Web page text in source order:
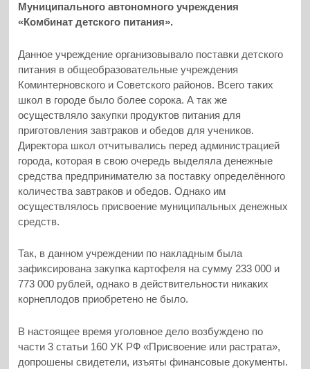
Муниципального автономного учреждения
«Комбинат детского питания».
Данное учреждение организовывало поставки детского
питания в общеобразовательные учреждения
Коминтерновского и Советского районов. Всего таких
школ в городе было более сорока.А так же
осуществляло закупки продуктов питания для
приготовления завтраков и обедов для учеников.
Директора школ отчитывались перед администрацией
города, которая в свою очередь выделяла денежные
средства предпринимателю за поставку определённого
количества завтраков и обедов. Однако им
осуществлялось присвоение муниципальных денежных
средств.
Так, в данном учреждении по накладным была
зафиксирована закупка картофеля на сумму 233 000 и
773 000 рублей, однако в действительности никаких
корнеплодов приобретено не было.
В настоящее время уголовное дело возбуждено по
части 3 статьи 160 УК РФ «Присвоение или растрата»,
допрошены свидетели, изъяты финансовые документы.